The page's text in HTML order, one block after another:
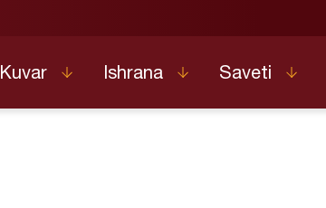
Kuvar Ishrana Saveti